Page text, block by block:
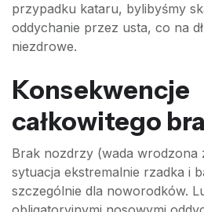
przypadku kataru, bylibyśmy
oddychanie przez usta, co na
niezdrowe.
Konsekwencje
całkowitego
Brak nozdrzy (wada wrodzona
sytuacja ekstremalnie rzadka i
szczególnie dla noworodków.